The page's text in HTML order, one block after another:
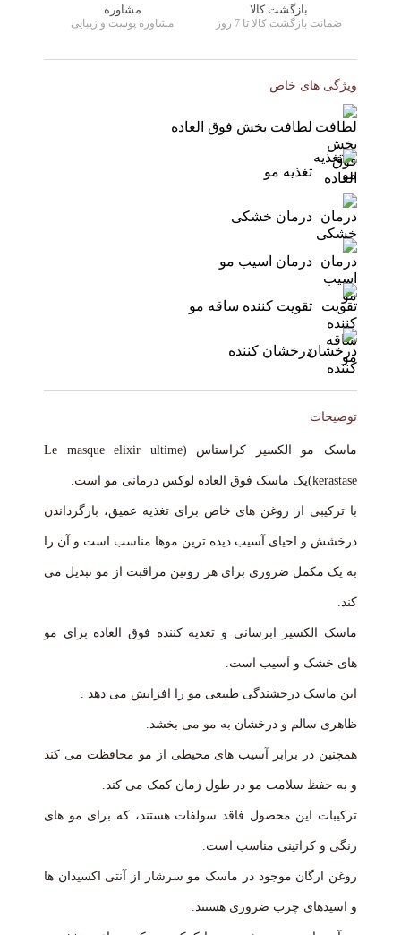
بازگشت کالا
ضمانت بازگشت کالا تا 7 روز
مشاوره
مشاوره پوست و زیبایی
ویژگی های خاص
لطافت بخش فوق العاده
تغذیه مو
درمان خشکی
درمان اسیب مو
تقویت کننده ساقه مو
درخشان کننده
توضیحات
ماسک مو الکسیر کراستاس (Le masque elixir ultime
kerastase)یک ماسک فوق العاده لوکس درمانی مو است.
با ترکیبی از روغن های خاص برای تغذیه عمیق، بازگرداندن
درخشش و احیای آسیب دیده ترین موها مناسب است و آن را
به یک مکمل ضروری برای هر روتین مراقبت از مو تبدیل می
کند.
ماسک الکسیر ابرسانی و تغذیه کننده فوق العاده برای مو
های خشک و آسیب است.
این ماسک درخشندگی طبیعی مو را افزایش می دهد .
ظاهری سالم و درخشان به مو می بخشد.
همچنین در برابر آسیب های محیطی از مو محافظت می کند
و به حفظ سلامت مو در طول زمان کمک می کند.
ترکیبات این محصول فاقد سولفات هستند، که برای مو های
رنگی و کراتینی مناسب است.
روغن ارگان موجود در ماسک مو سرشار از آنتی اکسیدان ها
و اسیدهای چرب ضروری هستند.